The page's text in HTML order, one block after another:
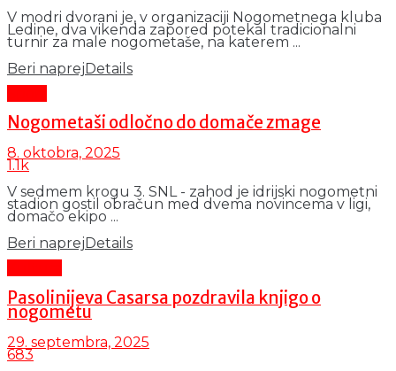
V modri dvorani je, v organizaciji Nogometnega kluba
Ledine, dva vikenda zapored potekal tradicionalni
turnir za male nogometaše, na katerem ...
Beri naprejDetails
Nogometaši odločno do domače zmage
8. oktobra, 2025
1.1k
V sedmem krogu 3. SNL - zahod je idrijski nogometni
stadion gostil obračun med dvema novincema v ligi,
domačo ekipo ...
Beri naprej Details
Pasolinijeva Casarsa pozdravila knjigo o
nogometu
29. septembra, 2025
683